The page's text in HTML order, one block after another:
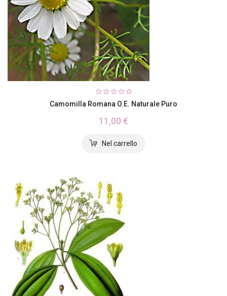
Camomilla Romana O.E. Naturale Puro
11,00 €